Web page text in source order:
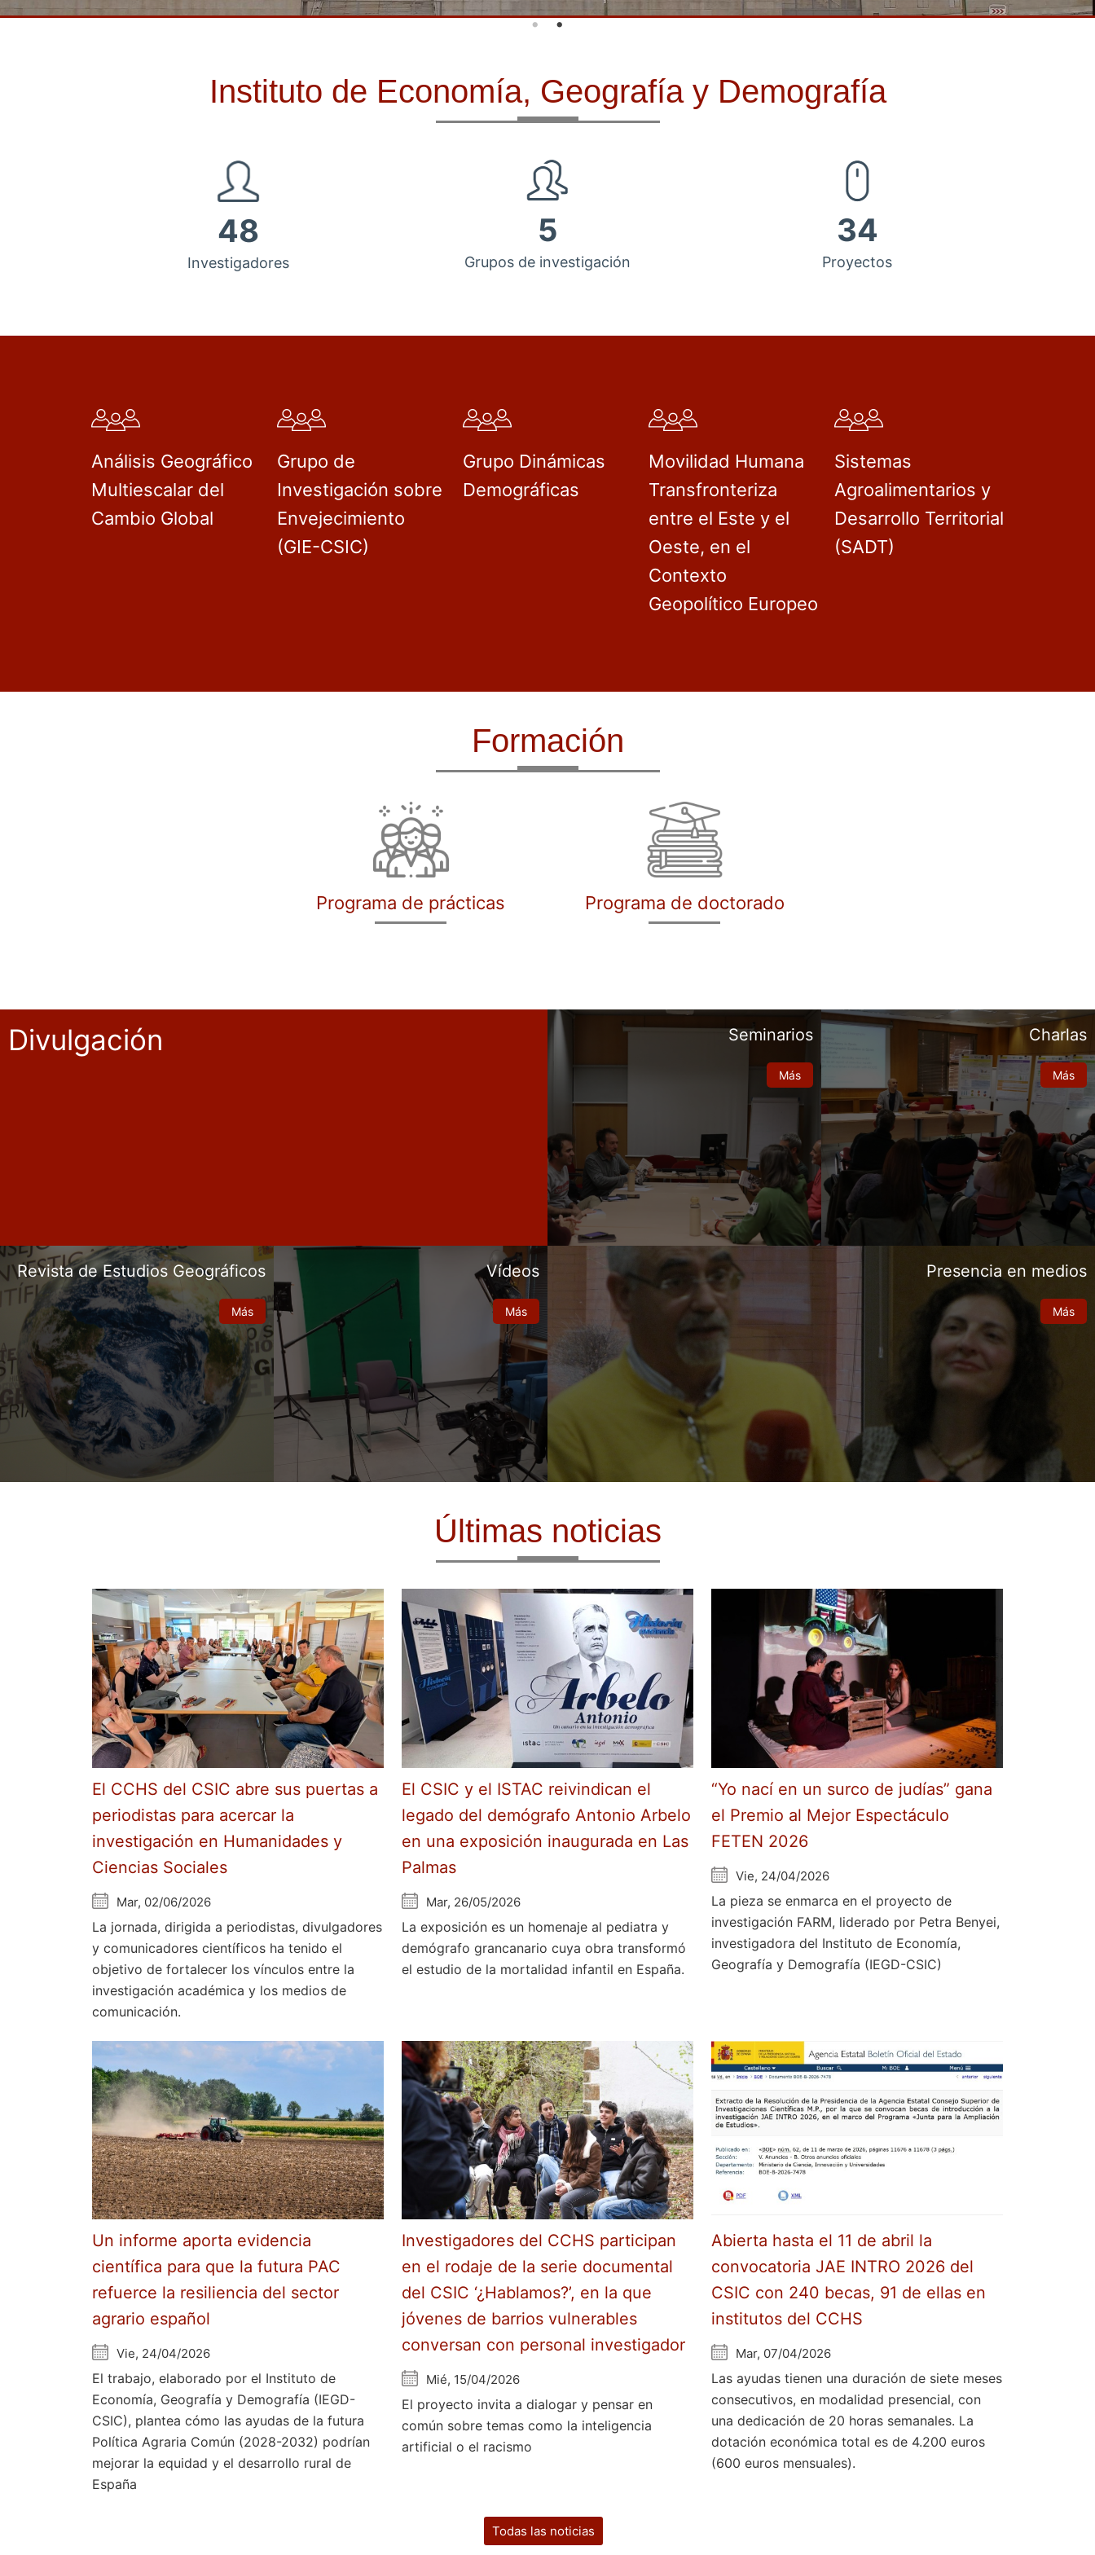
Instituto de Economía, Geografía y Demografía
48
Investigadores
5
Grupos de investigación
34
Proyectos
Análisis Geográfico
Multiescalar del
Cambio Global
Grupo de
Investigación sobre
Envejecimiento
(GIE-CSIC)
Grupo Dinámicas
Demográficas
Movilidad Humana
Transfronteriza
entre el Este y el
Oeste, en el
Contexto
Geopolítico Europeo
Sistemas
Agroalimentarios y
Desarrollo Territorial
(SADT)
Formación
Programa de prácticas Programa de doctorado
Divulgación Seminarios
Más
Charlas
Más
Revista de Estudios Geográficos
Más
Vídeos
Más
Presencia en medios
Más
Últimas noticias
El CCHS del CSIC abre sus puertas a
periodistas para acercar la
investigación en Humanidades y
Ciencias Sociales
Mar, 02/06/2026
La jornada, dirigida a periodistas, divulgadores
y comunicadores científicos ha tenido el
objetivo de fortalecer los vínculos entre la
investigación académica y los medios de
comunicación.
El CSIC y el ISTAC reivindican el
legado del demógrafo Antonio Arbelo
en una exposición inaugurada en Las
Palmas
Mar, 26/05/2026
La exposición es un homenaje al pediatra y
demógrafo grancanario cuya obra transformó
el estudio de la mortalidad infantil en España.
“Yo nací en un surco de judías” gana
el Premio al Mejor Espectáculo
FETEN 2026
Vie, 24/04/2026
La pieza se enmarca en el proyecto de
investigación FARM, liderado por Petra Benyei,
investigadora del Instituto de Economía,
Geografía y Demografía (IEGD-CSIC)
Un informe aporta evidencia
científica para que la futura PAC
refuerce la resiliencia del sector
agrario español
Vie, 24/04/2026
El trabajo, elaborado por el Instituto de
Economía, Geografía y Demografía (IEGD-
CSIC), plantea cómo las ayudas de la futura
Política Agraria Común (2028-2032) podrían
mejorar la equidad y el desarrollo rural de
España
Investigadores del CCHS participan
en el rodaje de la serie documental
del CSIC ‘¿Hablamos?’, en la que
jóvenes de barrios vulnerables
conversan con personal investigador
Mié, 15/04/2026
El proyecto invita a dialogar y pensar en
común sobre temas como la inteligencia
artificial o el racismo
Abierta hasta el 11 de abril la
convocatoria JAE INTRO 2026 del
CSIC con 240 becas, 91 de ellas en
institutos del CCHS
Mar, 07/04/2026
Las ayudas tienen una duración de siete meses
consecutivos, en modalidad presencial, con
una dedicación de 20 horas semanales. La
dotación económica total es de 4.200 euros
(600 euros mensuales).
Todas las noticias